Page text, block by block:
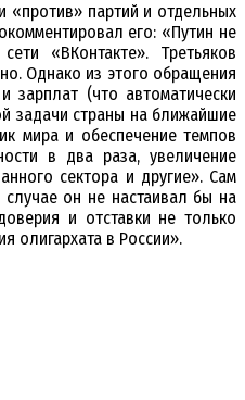
«против» партий и отдельных
его: «Путин не
«ВКонтакте». Третьяков
Однако из этого обращения
зарплат (что автоматически
задачи страны на ближайшие
мира и обеспечение темпов
в два раза, увеличение
сектора и другие». Сам
он не настаивал бы на
и отставки не только
олигархата в России».